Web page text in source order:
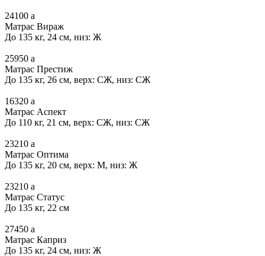
24100 a
Матрас Вираж
До 135 кг, 24 см, низ: Ж
25950 a
Матрас Престиж
До 135 кг, 26 см, верх: СЖ, низ: СЖ
16320 a
Матрас Аспект
До 110 кг, 21 см, верх: СЖ, низ: СЖ
23210 a
Матрас Оптима
До 135 кг, 20 см, верх: М, низ: Ж
23210 a
Матрас Статус
До 135 кг, 22 см
27450 a
Матрас Каприз
До 135 кг, 24 см, низ: Ж